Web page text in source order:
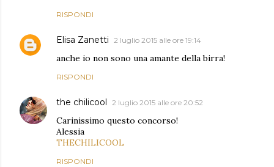
RISPONDI
Elisa Zanetti 2 luglio 2015 alle ore 19:14
anche io non sono una amante della birra!
RISPONDI
the chilicool 2 luglio 2015 alle ore 20:52
Carinissimo questo concorso!
Alessia
THECHILICOOL
RISPONDI